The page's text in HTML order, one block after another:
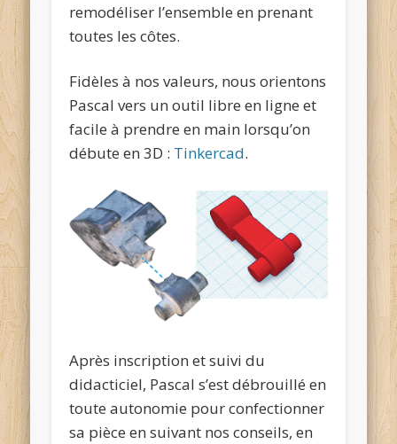
remodéliser l’ensemble en prenant
toutes les côtes.
Fidèles à nos valeurs, nous orientons
Pascal vers un outil libre en ligne et
facile à prendre en main lorsqu’on
débute en 3D : Tinkercad.
Après inscription et suivi du
didacticiel, Pascal s’est débrouillé en
toute autonomie pour confectionner
sa pièce en suivant nos conseils, en